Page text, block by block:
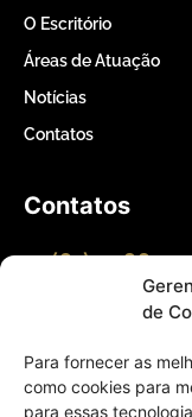
de
Para fornecer as
como cookies para
para essas
O Escritório
Áreas de Atuação
Notícias
Contatos
Contatos
(61) 3366-
QI 1